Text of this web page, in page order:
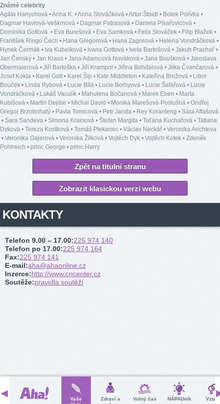
Vaše
Zdraví a
Volný čas NÁPADník
Známé celebrity
Agáta Hanychová •Anna K. •Anna Slováčková •Artur Štaidl • Bolek Polívka •
Dagmar Havlová-Veškrnová • Dagmar Patrasová • Daniela Písařovicová •
Dominika Gottová • Eva Burešová • Eva Samková • Felix Slováček • Filip Blažek •
František Ringo Čech • Hana Gregorová • Hana Zagorová • Helena Vondráčková •
Hynek Čermák • Iva Kubelková • Ivana Gottová • Iveta Bartošová • Jakub Prachař •
Jan Čenský • Jan Kraus • Jana Adamcová Nováková • Jana Boušková • Jaroslava
Obermaierová • Jiří Bartoška • Jiří Krampol • Jiřina Bohdalová • Jitka Čvančarová •
Josef Kokta • Karel Gott• Karel Šíp • Kate Middleton • Kateřina Brožová • Libor
Bouček • Linda Rybová • Lucie Bílá • Lucie Borhyová • Lucie Šafářová • Lucie
Vondráčková • Lukáš Vaculík • Mahulena Bočanová • Marek Eben • Marta
Kubišová • Martin Dejdar • Michal David • Monika Marešová-Poslušná • Ondřej
Gregor Brzobohatý • Pavla Tomicová • Petr Janda • Rey Koranteng • Sára Affašová
• Sara Sandeva • Simona Krainová • Štefan Margita • Taťána Kuchařová • Tatiana
Dyková • Tereza Kostková • Tomáš Plekanec • Václav Neckář • Veronika Arichteva
• Veronika Gajerová • Veronika Žilková • Vojtěch Dyk • Vojtěch Kotek • Zdeněk
Pohlreich • princ George • princ Harry
Zpět na titulní stranu
Zobrazit klasickou verzi webu
KONTAKTY
Telefon 9.00 – 17.00:225 974 140
Telefon po 17.00:225 974 164
Fax:225 974 141
E-mail:aha@ahaonline.cz
Inzerce:http://www.cncenter.cz
Soutěže:pravidla soutěží